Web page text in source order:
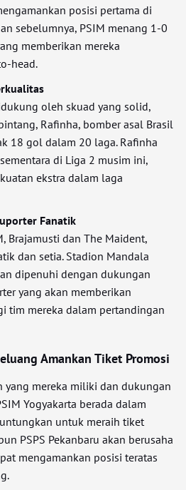
posisi pertama di
sebelumnya, PSIM menang 1-0
memberikan mereka
head.
oleh skuad yang solid,
Rafinha, bomber asal Brasil
18 gol dalam 20 laga. Rafinha
di Liga 2 musim ini,
ekstra dalam laga
Fanatik
Brajamusti dan The Maident,
dan setia. Stadion Mandala
dipenuhi dengan dukungan
yang akan memberikan
tim mereka dalam pertandingan
Amankan Tiket Promosi
yang mereka miliki dan dukungan
Yogyakarta berada dalam
untuk meraih tiket
PSPS Pekanbaru akan berusaha
mengamankan posisi teratas